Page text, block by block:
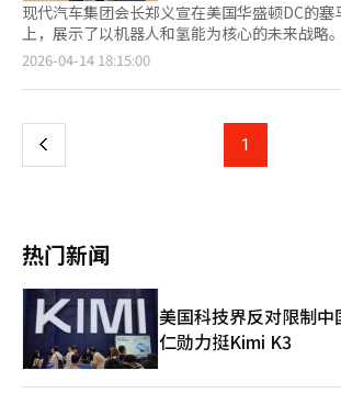
通过Motional进行商业服务运营和技术开发，
的数据提升自动驾驶技术，并将其扩展到个人
单一电动车转向多元化结构。穆尼奥斯表示，
建设的现代汽车集团美洲工厂将生产混合动力
扩大。穆尼奥斯指出，随着氢燃料电池技术的
基础设施方面，穆尼奥斯提到车辆与建筑、车
提高交通效率，并探讨氢燃料电池电动垂直起
降低成本，改善质量。※ 本报道经人工智能（
现代汽车集团会长郑义宣在美国华盛顿DC的塞
上，展示了以机器人和氢能为核心的未来战略
转向多动力系统，并调整生产和投资结构。郑
全球扩张和地区灵活性，确保竞争优势。他提
对电动车需求波动和贸易环境变化。未来业务
器人和物理AI是集团发展的核心领域，计划到
能源转型中具有重要潜力。现代汽车集团计划
间在韩国投资125.2万亿韩元，并在新万金地区
建立机器人、AI和氢能产业集群。活动第二天
在未来移动出行分会上介绍多动力系统战略，
力并行以应对油价波动和地缘政治风险。捷尼
助商参与此次活动，提供品牌体验以加强其在
现代汽车集团表示，将继续与政策制定者和商
化未来移动出行的领导地位。※ 本报道经人工
2026-04-14 18:15:00
上
页
1
热门新闻
美国科技界反对限制
仁勋力挺Kimi K3